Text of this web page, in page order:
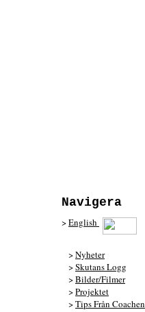
Navigera
>English
>Nyheter
>Skutans Logg
>Bilder/Filmer
>Projektet
>Tips Från Coachen